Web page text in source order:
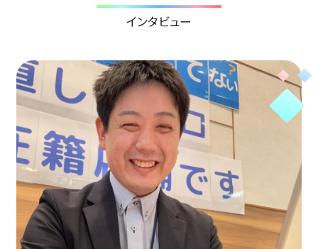
インタビュー